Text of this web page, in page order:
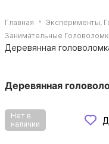
Главная
Эксперименты,
Занимательные
Деревянная
Деревянная
Нет в
наличии